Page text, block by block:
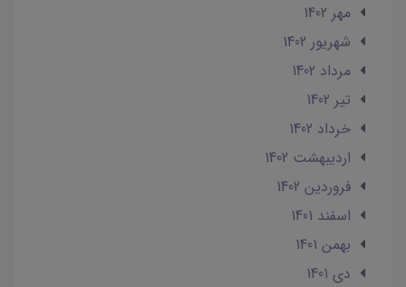
مهر 1402
شهریور 1402
مرداد 1402
تير 1402
خرداد 1402
ارديبهشت 1402
فروردین 1402
اسفند 1401
بهمن 1401
دی 1401